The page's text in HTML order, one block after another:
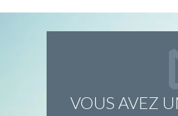
VOUS AVEZ